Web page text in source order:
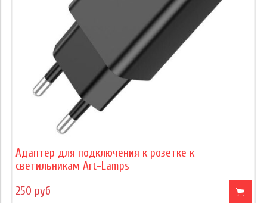
Адаптер для подключения к розетке к
светильникам Art-Lamps
250 руб